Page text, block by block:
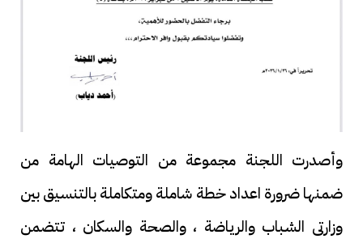
وأصدرت اللجنة مجموعة من التوصيات الهامة من
ضمنها ضرورة اعداد خطة شاملة ومتكاملة بالتنسيق بين
وزارتى الشباب والرياضة ، والصحة والسكان ، تتضمن